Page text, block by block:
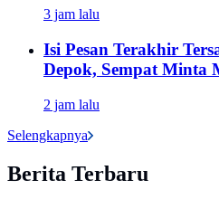
3 jam lalu
Isi Pesan Terakhir
Depok, Sempat Minta
2 jam lalu
Selengkapnya
Berita Terbaru